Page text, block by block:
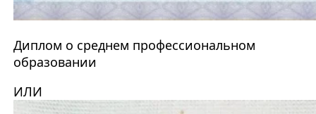
Диплом о среднем профессиональном
образовании
ИЛИ